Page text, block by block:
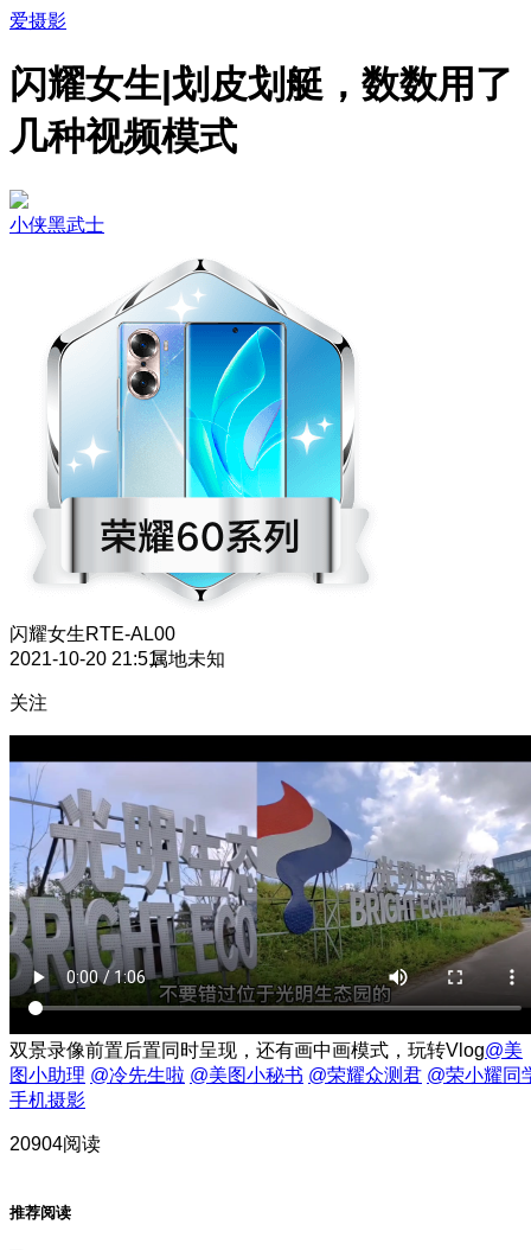
爱摄影
闪耀女生|划皮划艇，数数用了
几种视频模式
小侠黑武士
闪耀女生RTE-AL00
2021-10-20 21:51属地未知
关注
双景录像前置后置同时呈现，还有画中画模式，玩转Vlog@美
图小助理 @冷先生啦 @美图小秘书 @荣耀众测君 @荣小耀同
手机摄影
20904阅读
推荐阅读